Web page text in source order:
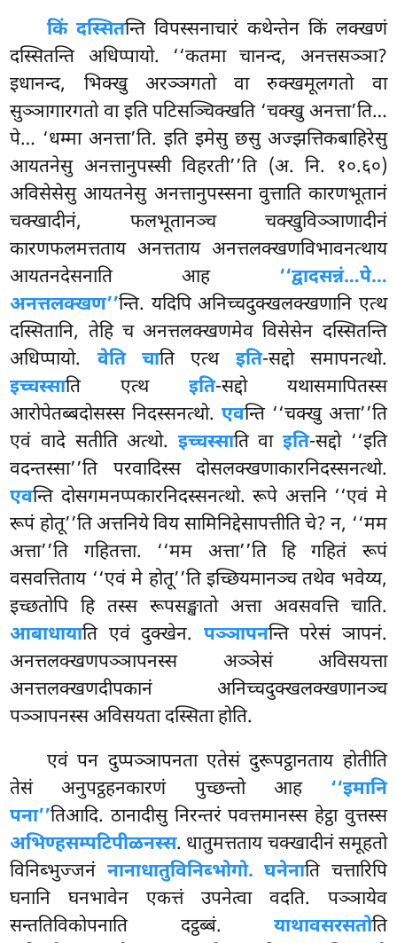
किं दस्सितन्ति विपस्सनाचारं कथेन्तेन किं लक्खणं
दस्सितन्ति अधिप्पायो. ‘‘कतमा चानन्द, अनत्तसञ्ञा?
इधानन्द, भिक्खु अरञ्ञगतो वा रुक्खमूलगतो वा
सुञ्ञागारगतो वा इति पटिसञ्चिक्खति ‘चक्खु अनत्ता’ति…
पे… ‘धम्मा अनत्ता’ति. इति इमेसु छसु अज्झत्तिकबाहिरेसु
आयतनेसु अनत्तानुपस्सी विहरती’’ति (अ. नि. १०.६०)
अविसेसेसु आयतनेसु अनत्तानुपस्सना वुत्ताति कारणभूतानं
चक्खादीनं, फलभूतानञ्च चक्खुविञ्ञाणादीनं
कारणफलमत्तताय अनत्तताय अनत्तलक्खणविभावनत्थाय
आयतनदेसनाति आह ‘‘द्वादसन्नं…पे…
अनत्तलक्खण’’न्ति. यदिपि अनिच्चदुक्खलक्खणानि एत्थ
दस्सितानि, तेहि च अनत्तलक्खणमेव विसेसेन दस्सितन्ति
अधिप्पायो. वेति चाति एत्थ इति-सद्दो समापनत्थो.
इच्चस्साति एत्थ इति-सद्दो यथासमापितस्स
आरोपेतब्बदोसस्स निदस्सनत्थो. एवन्ति ‘‘चक्खु अत्ता’’ति
एवं वादे सतीति अत्थो. इच्चस्साति वाइति-सद्दो ‘‘इति
वदन्तस्सा’’ति परवादिस्स दोसलक्खणाकारनिदस्सनत्थो.
एवन्ति दोसगमनप्पकारनिदस्सनत्थो. रूपे अत्तनि ‘‘एवं मे
रूपं होतू’’ति अत्तनिये विय सामिनिद्देसापत्तीति चे? न, ‘‘मम
अत्ता’’ति गहितत्ता. ‘‘मम अत्ता’’ति हि गहितं रूपं
वसवत्तिताय ‘‘एवं मे होतू’’ति इच्छियमानञ्च तथेव भवेय्य,
इच्छतोपि हि तस्स रूपसङ्खातो अत्ता अवसवत्ति चाति.
आबाधायाति एवं दुक्खेन. पञ्ञापनन्तिपरेसं ञापनं.
अनत्तलक्खणपञ्ञापनस्स अञ्ञेसं अविसयत्ता
अनत्तलक्खणदीपकानं अनिच्चदुक्खलक्खणानञ्च
पञ्ञापनस्स अविसयता दस्सिता होति.
एवंपन दुप्पञ्ञापनता एतेसं दुरूपट्ठानताय होतीति
तेसं अनुपट्ठहनकारणं पुच्छन्तो आह ‘‘इमानि
पना’’तिआदि. ठानादीसु निरन्तरं पवत्तमानस्स हेट्ठा वुत्तस्स
अभिण्हसम्पटिपीळनस्स. धातुमत्तताय चक्खादीनं समूहतो
विनिब्भुज्जनं नानाधातुविनिब्भोगो. घनेनाति चत्तारिपि
घनानि घनभावेन एकत्तं उपनेत्वा वदति. पञ्ञायेव
सन्ततिविकोपनाति दट्ठब्बं. याथावसरसतोति